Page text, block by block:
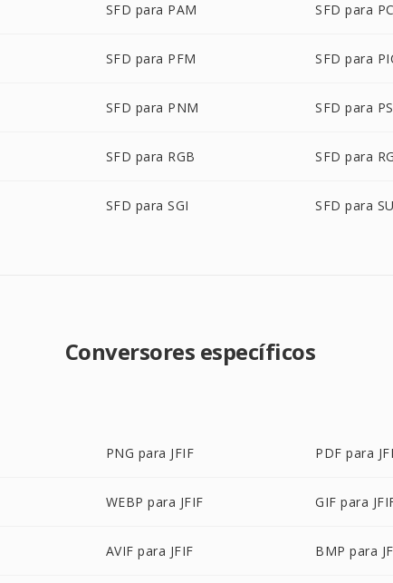
SFD para PAM SFD para
SFD para PFM SFD para
SFD para PNM SFD para
SFD para RGB SFD para
SFD para SGI SFD para
Conversores específicos
PNG para JFIF PDF para
WEBP para JFIF GIF para
AVIF para JFIF BMP para